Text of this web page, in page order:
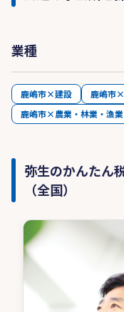
業種
鹿嶋市×建設 鹿嶋市
鹿嶋市×農業・林業・漁業
弥生のかんたん
（全国）